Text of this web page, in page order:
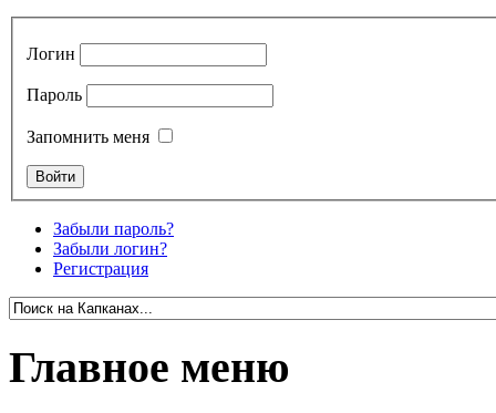
Логин
Пароль
Запомнить меня
Забыли пароль?
Забыли логин?
Регистрация
Главное меню